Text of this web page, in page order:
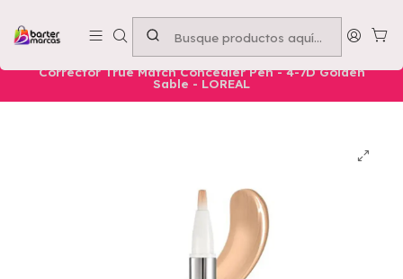
Emprende con nosotros -Compra mínima $50.000
Nuestros Productos Belleza Ojos
Corrector True Match Concealer Pen - 4-7D Golden
Sable - LOREAL